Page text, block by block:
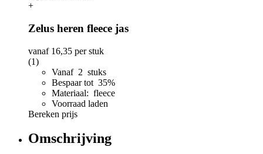
+
Zelus heren fleece jas
vanaf 16,35 per stuk
(1)
Vanaf 2 stuks
Bespaar tot 35%
Materiaal: fleece
Voorraad laden
Bereken prijs
Omschrijving